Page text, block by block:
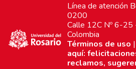
Línea de atención
0200
Calle 12C Nº 6-25
Colombia
Términos de uso |
aquí:
reclamos,